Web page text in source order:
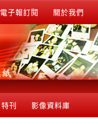
電子報訂閱 關於我們
特刊 影像資料庫